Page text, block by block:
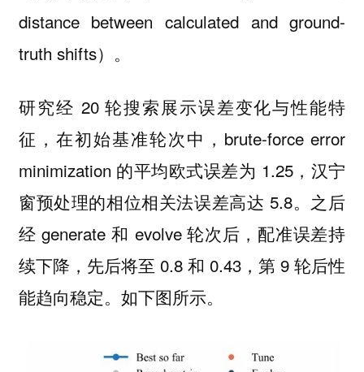
distance between calculated and ground-
truth shifts）。
研究经 20 轮搜索展示误差变化与性能特
征，在初始基准轮次中，brute-force error
minimization 的平均欧式误差为 1.25，汉宁
窗预处理的相位相关法误差高达 5.8。之后
经 generate 和 evolve 轮次后，配准误差持
续下降，先后将至 0.8 和 0.43，第 9 轮后性
能趋向稳定。如下图所示。